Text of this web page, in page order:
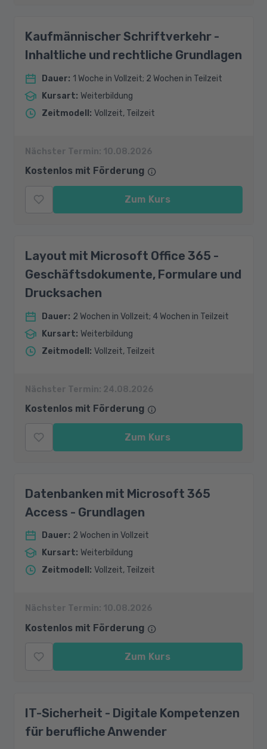
Kaufmännischer Schriftverkehr -
Inhaltliche und rechtliche Grundlagen
Dauer: 1 Woche in Vollzeit; 2 Wochen in Teilzeit
Kursart: Weiterbildung
Zeitmodell : Vollzeit, Teilzeit
Nächster Termin: 10.08.2026
Kostenlos mit Förderung
Zum Kurs
Layout mit Microsoft Office 365 -
Geschäftsdokumente, Formulare und
Drucksachen
Dauer: 2 Wochen in Vollzeit; 4 Wochen in Teilzeit
Kursart: Weiterbildung
Zeitmodell : Vollzeit, Teilzeit
Nächster Termin: 24.08.2026
Kostenlos mit Förderung
Zum Kurs
Datenbanken mit Microsoft 365
Access - Grundlagen
Dauer: 2 Wochen in Vollzeit
Kursart: Weiterbildung
Zeitmodell: Vollzeit, Teilzeit
Nächster Termin: 10.08.2026
Kostenlos mit Förderung
Zum Kurs
IT-Sicherheit - Digitale Kompetenzen
für berufliche Anwender